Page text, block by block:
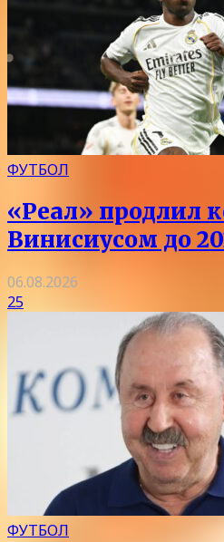
ФУТБОЛ
«Реал» продлил
Винисиусом до
06.08.2026
25
ФУТБОЛ